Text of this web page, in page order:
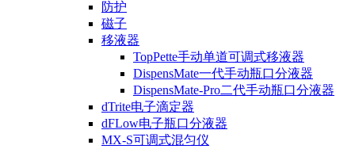
防护
磁子
移液器
TopPette手动单道可调式移液器
DispensMate一代手动瓶口分液器
DispensMate-Pro二代手动瓶口分液器
dTrite电子滴定器
dFLow电子瓶口分液器
MX-S可调式混匀仪